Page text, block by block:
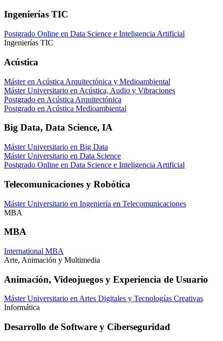
Ingenierías TIC
Postgrado Online en Data Science e Inteligencia Artificial
Ingenierías TIC
Acústica
Máster en Acústica Arquitectónica y Medioambiental
Máster Universitario en Acústica, Audio y Vibraciones
Postgrado en Acústica Arquitectónica
Postgrado en Acústica Medioambiental
Big Data, Data Science, IA
Máster Universitario en Big Data
Máster Universitario en Data Science
Postgrado Online en Data Science e Inteligencia Artificial
Telecomunicaciones y Robótica
Máster Universitario en Ingeniería en Telecomunicaciones
MBA
MBA
International MBA
Arte, Animación y Multimedia
Animación, Videojuegos y Experiencia de Usuario
Máster Universitario en Artes Digitales y Tecnologías Creativas
Informática
Desarrollo de Software y Ciberseguridad